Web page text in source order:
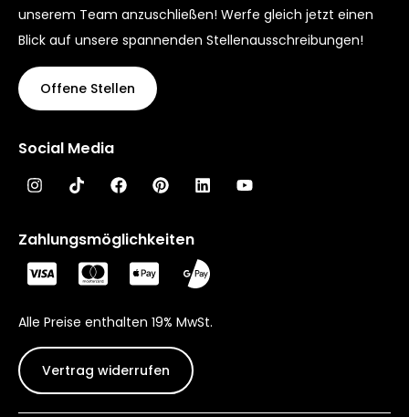
unserem Team anzuschließen! Werfe gleich jetzt einen
Blick auf unsere spannenden Stellenausschreibungen!
Offene Stellen
Social Media
Zahlungsmöglichkeiten
Alle Preise enthalten 19% MwSt.
Vertrag widerrufen